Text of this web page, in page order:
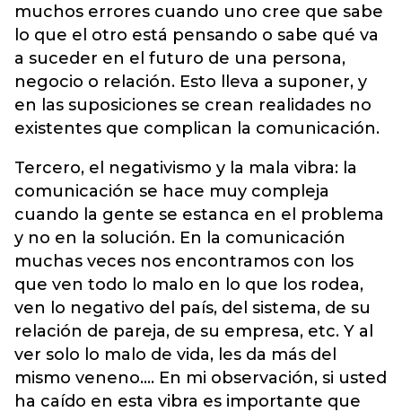
muchos errores cuando uno cree que sabe
lo que el otro está pensando o sabe qué va
a suceder en el futuro de una persona,
negocio o relación. Esto lleva a suponer, y
en las suposiciones se crean realidades no
existentes que complican la comunicación.
Tercero, el negativismo y la mala vibra: la
comunicación se hace muy compleja
cuando la gente se estanca en el problema
y no en la solución. En la comunicación
muchas veces nos encontramos con los
que ven todo lo malo en lo que los rodea,
ven lo negativo del país, del sistema, de su
relación de pareja, de su empresa, etc. Y al
ver solo lo malo de vida, les da más del
mismo veneno…. En mi observación, si usted
ha caído en esta vibra es importante que